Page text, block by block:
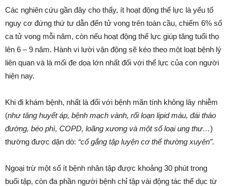
Các nghiên cứu gần đây cho thấy, ít hoạt động thể lực là yếu tố
nguy cơ đứng thứ tư dẫn đến tử vong trên toàn cầu, chiếm 6% số
ca tử vong mỗi năm, còn nếu hoạt động thể lực giúp tăng tuổi thọ
lên 6 – 9 năm. Hành vi lười vận động sẽ kéo theo một loạt bệnh lý
liên quan và là mối đe dọa lớn nhất đối với thể lực của con người
hiện nay.
Khi đi khám bệnh, nhất là đối với bệnh mãn tính không lây nhiễm
(như tăng huyết áp, bệnh mạch vành, rối loạn lipid máu, đái tháo
đường, béo phì, COPD, loãng xương và một số loại ung thư…)
thường được dặn dò: “cố gắng tập luyện cơ thể thường xuyên”.
Ngoại trừ một số ít bệnh nhân tập được khoảng 30 phút trong
buổi tập, còn đa phần người bệnh chỉ tập vài động tác thể dục từ